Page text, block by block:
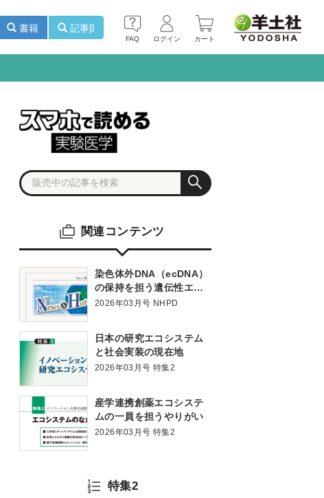
FAQ ログイン カート
書籍 記事β
関連コンテンツ
染色体外DNA（ecDNA）
の保持を担う遺伝性エレ
メントの発見ecDNAがが
2026年03月号 NHPD
日本の研究エコシステム
と社会実装の現在地
2026年03月号 特集2
産学連携創薬エコシステ
ムの一員を担うやりがい
2026年03月号 特集2
特集2